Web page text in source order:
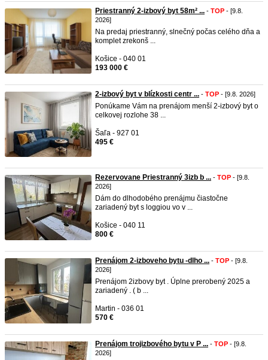
Priestranný 2-izbový byt 58m² ... - TOP - [9.8.
2026]
Na predaj priestranný, slnečný počas celého dňa a
komplet zrekonš ...
Košice - 040 01
193 000 €
2-izbový byt v blízkosti centr ... - TOP - [9.8. 2026]
Ponúkame Vám na prenájom menší 2-izbový byt o
celkovej rozlohe 38 ...
Šaľa - 927 01
495 €
Rezervovane Priestranný 3izb b ... - TOP - [9.8.
2026]
Dám do dlhodobého prenájmu čiastočne
zariadený byt s loggiou vo v ...
Košice - 040 11
800 €
Prenájom 2-izboveho bytu -dlho ... - TOP - [9.8.
2026]
Prenájom 2izbovy byt . Úplne prerobený 2025 a
zariadený . ( b ...
Martin - 036 01
570 €
Prenájom trojizbového bytu v P ... - TOP - [9.8.
2026]